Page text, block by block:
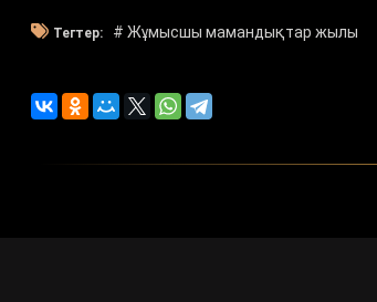
Тегтер: # Жұмысшы мамандықтар жылы